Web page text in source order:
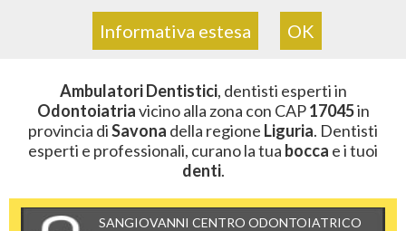
ZONA CON CAP 17045
Ambulatori Dentistici, dentisti esperti in
Odontoiatriavicino alla zona con CAP17045in
provincia diSavona della regione Liguria. Dentisti
esperti e professionali, curano la tua bocca e i tuoi
denti.
SANGIOVANNI CENTRO ODONTOIATRICO
Informativa estesa OK